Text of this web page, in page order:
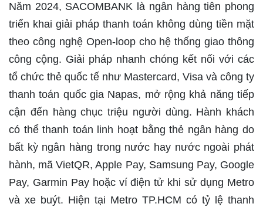
Năm 2024, SACOMBANK là ngân hàng tiên phong
triển khai giải pháp thanh toán không dùng tiền mặt
theo công nghệ Open-loop cho hệ thống giao thông
công cộng. Giải pháp nhanh chóng kết nối với các
tổ chức thẻ quốc tế như Mastercard, Visa và công ty
thanh toán quốc gia Napas, mở rộng khả năng tiếp
cận đến hàng chục triệu người dùng. Hành khách
có thể thanh toán linh hoạt bằng thẻ ngân hàng do
bất kỳ ngân hàng trong nước hay nước ngoài phát
hành, mã VietQR, Apple Pay, Samsung Pay, Google
Pay, Garmin Pay hoặc ví điện tử khi sử dụng Metro
và xe buýt. Hiện tại Metro TP.HCM có tỷ lệ thanh